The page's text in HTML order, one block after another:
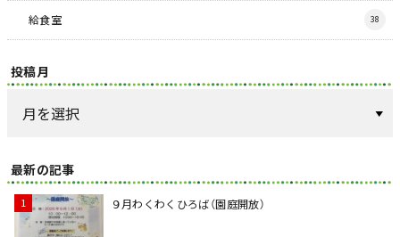
給食室 38
投稿月
最新の記事
９月わくわくひろば（園庭開放）